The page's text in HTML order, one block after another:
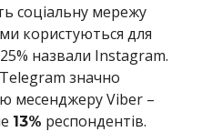
соціальну мережу
користуються для
назвали Instagram.
значно
месенджеру Viber –
13% респондентів.